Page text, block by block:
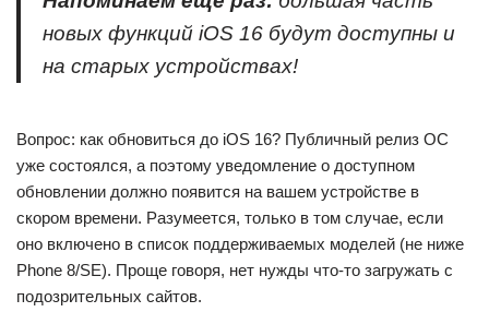
новых функций iOS 16 будут доступны и
на старых устройствах!
Вопрос: как обновиться до iOS 16? Публичный релиз ОС
уже состоялся, а поэтому уведомление о доступном
обновлении должно появится на вашем устройстве в
скором времени. Разумеется, только в том случае, если
оно включено в список поддерживаемых моделей (не ниже
Phone 8/SE). Проще говоря, нет нужды что-то загружать с
подозрительных сайтов.